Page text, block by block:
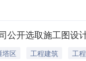
公开选取施工图
塔区 工程建筑
工程